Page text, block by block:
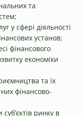
та
у сфері діяльності
установ;
фінансового
економіки
та їх
фінансово-
ринку в